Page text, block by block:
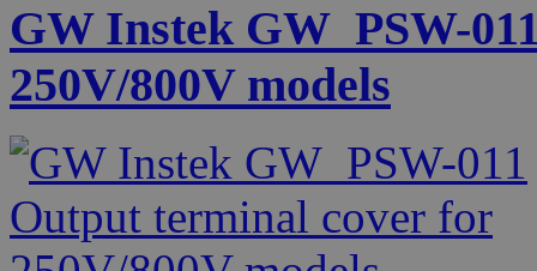
GW Instek GW_PSW-
250V/800V models